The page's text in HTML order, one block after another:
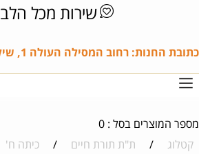
שירות מכל הלב
כתובת החנות: רחוב המסילה העולה 1, שילה
מספר המוצרים בסל : 0
קטלוג
/ ת"ת תורת חיים / כיתה ח'